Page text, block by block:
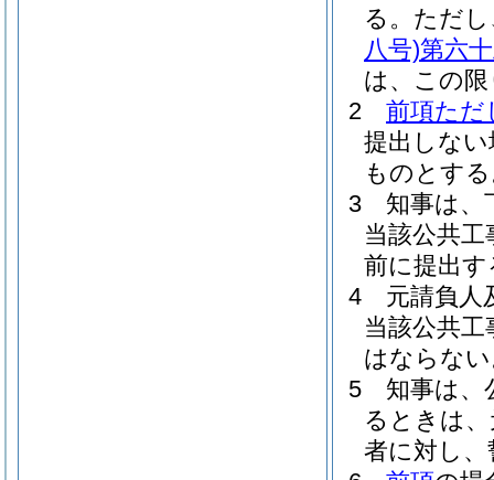
る。 ただ
八号)第六
は、この
2
前項ただ
提出しな
ものとす
3
知事は、
当該公共
前に提出
4
元請負人
当該公共
はならな
5
知事は、
るときは
者に対し